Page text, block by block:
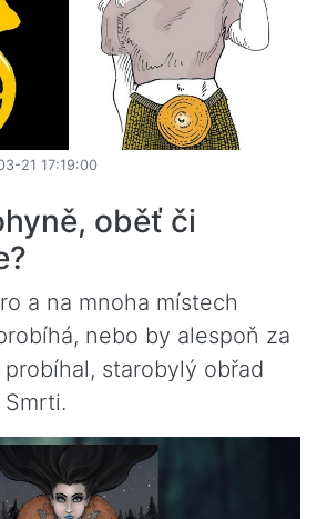
21 17:19:00
oběť či
a na mnoha místech
nebo by alespoň za
starobylý obřad